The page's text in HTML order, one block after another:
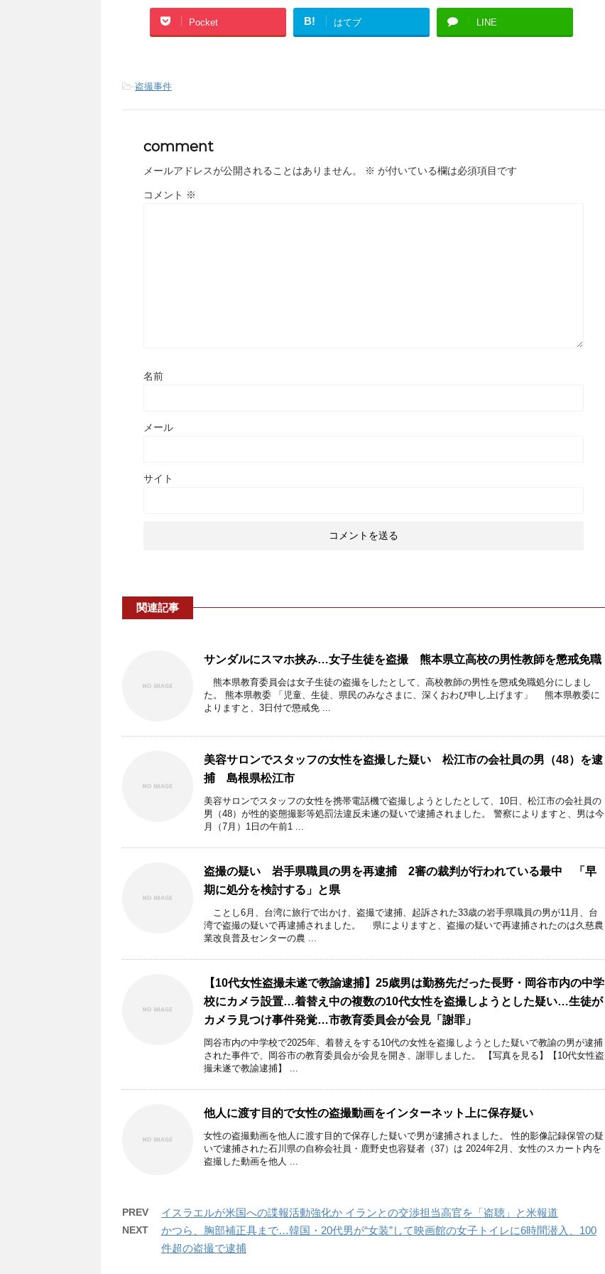
Pocket B! はてブ LINE
-盗撮事件
comment
メールアドレスが公開されることはありません。 ※ が付いている欄は必須項目です
コメント ※
名前
メール
サイト
関連記事
サンダルにスマホ挟み…女子生徒を盗撮 熊本県立高校の男性教師を懲戒免職
熊本県教育委員会は女子生徒の盗撮をしたとして、高校教師の男性を懲戒免職処分にしまし
た。 熊本県教委 「児童、生徒、県民のみなさまに、深くおわび申し上げます」 熊本県教委に
よりますと、3日付で懲戒免 ...
美容サロンでスタッフの女性を盗撮した疑い 松江市の会社員の男（48）を逮
捕 島根県松江市
美容サロンでスタッフの女性を携帯電話機で盗撮しようとしたとして、10日、松江市の会社員の
男（48）が性的姿態撮影等処罰法違反未遂の疑いで逮捕されました。 警察によりますと、男は今
月（7月）1日の午前1 ...
盗撮の疑い 岩手県職員の男を再逮捕 2審の裁判が行われている最中 「早
期に処分を検討する」と県
ことし6月、台湾に旅行で出かけ、盗撮で逮捕、起訴された33歳の岩手県職員の男が11月、台
湾で盗撮の疑いで再逮捕されました。 県によりますと、盗撮の疑いで再逮捕されたのは久慈農
業改良普及センターの農 ...
【10代女性盗撮未遂で教諭逮捕】25歳男は勤務先だった長野・岡谷市内の中学
校にカメラ設置…着替え中の複数の10代女性を盗撮しようとした疑い…生徒が
カメラ見つけ事件発覚…市教育委員会が会見「謝罪」
岡谷市内の中学校で2025年、着替えをする10代の女性を盗撮しようとした疑いで教諭の男が逮捕
された事件で、岡谷市の教育委員会が会見を開き、謝罪しました。 【写真を見る】【10代女性盗
撮未遂で教諭逮捕】 ...
他人に渡す目的で女性の盗撮動画をインターネット上に保存疑い
女性の盗撮動画を他人に渡す目的で保存した疑いで男が逮捕されました。 性的影像記録保管の疑
いで逮捕された石川県の自称会社員・鹿野史也容疑者（37）は 2024年2月、女性のスカート内を
盗撮した動画を他人 ...
PREV イスラエルが米国への諜報活動強化か イランとの交渉担当高官を「盗聴」と米報道
NEXT
かつら、胸部補正具まで…韓国・20代男が“女装”して映画館の女子トイレに6時間潜入、100
件超の盗撮で逮捕